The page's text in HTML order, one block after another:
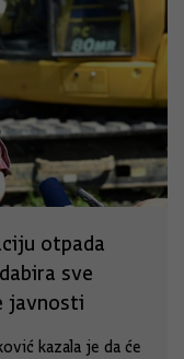
otpada
sve
javnosti
kazala je da će